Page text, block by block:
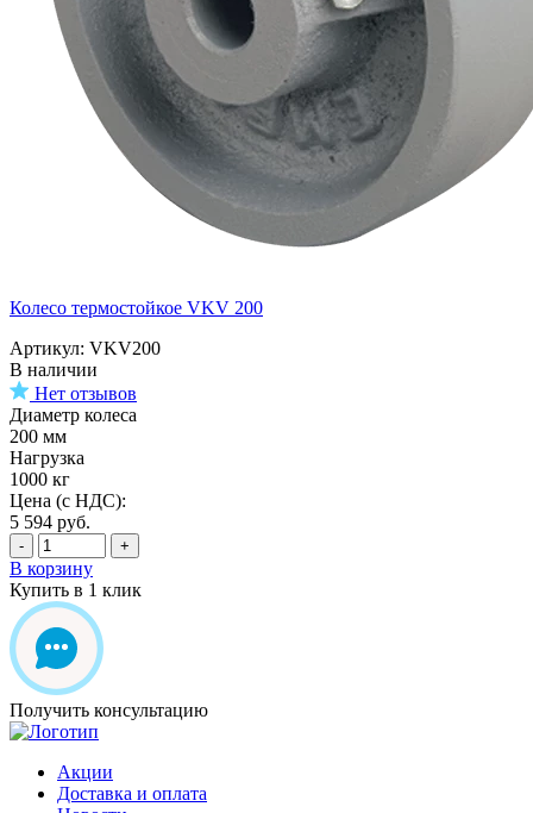
Колесо термостойкое VKV 200
Артикул: VKV200
В наличии
Нет отзывов
Диаметр колеса
200 мм
Нагрузка
1000 кг
Цена (с НДС):
5 594 руб.
- +
В корзину
Купить в 1 клик
Получить консультацию
Акции
Доставка и оплата